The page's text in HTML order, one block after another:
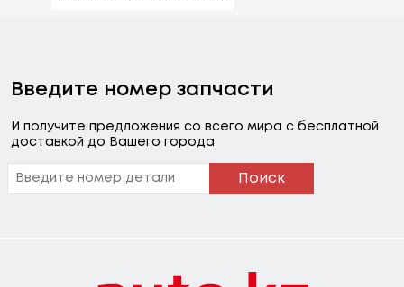
Введите номер запчасти
И получите предложения со всего мира с бесплатной
доставкой до Вашего города
Поиск